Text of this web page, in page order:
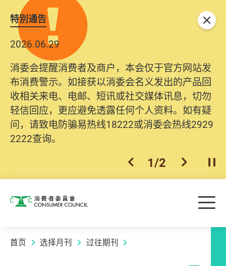
特別通告
2026.06.29
消委会提醒消费者及商户，本会仅于官方网站发
布消费警示。如接获以消委会名义发出的产品回
收相关来电、电邮、短讯或社交媒体讯息，切勿
轻信回应，更应避免透露任何个人资料。如有疑
问，请致电防骗易热线18222或消委会热线2929
2222查询。
上一个
1/2 下一个开
关闭
消费者委员会 目
首页 选择月刊 过往期刊